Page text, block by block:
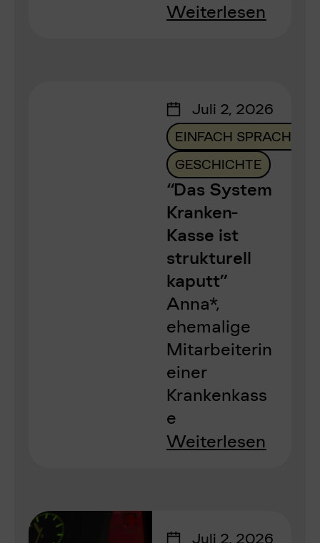
Weiterlesen
Juli 2, 2026
EINFACH SPRACHE
GESCHICHTE
“Das System
Kranken-
Kasse ist
strukturell
kaputt”
Anna*,
ehemalige
Mitarbeiterin
einer
Krankenkass
e
Weiterlesen
Juli 2, 2026